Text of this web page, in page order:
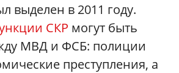
выделен в 2011 году.
СКР могут быть
МВД и ФСБ: полиции
преступления, а